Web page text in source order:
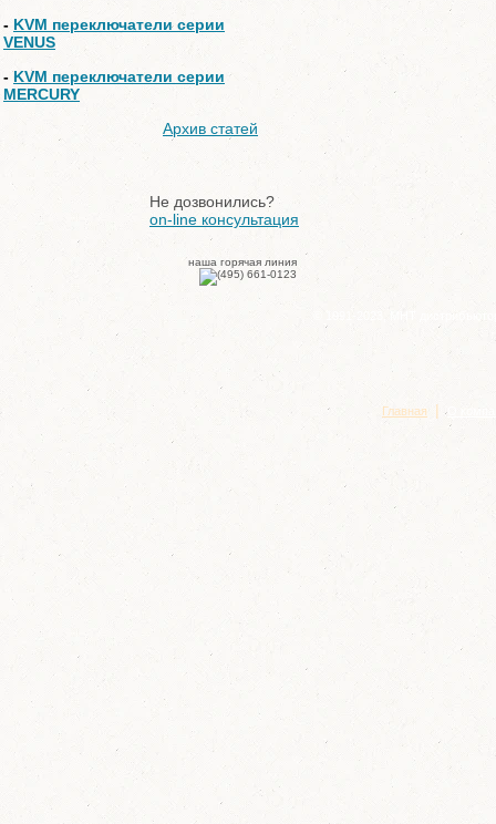
- KVM переключатели серии
VENUS
-KVM переключатели серии
MERCURY
Архив статей
Не дозвонились?
on-line консультация
наша горячая линия
Главная |